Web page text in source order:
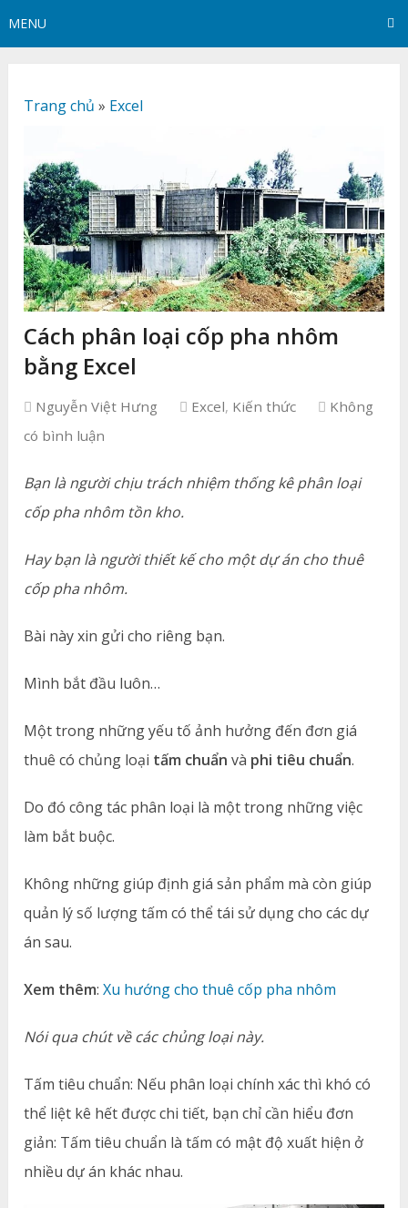
MENU
Trang chủ » Excel
Cách phân loại cốp pha nhôm
bằng Excel
Nguyễn Việt Hưng Excel, Kiến thức
Không
có bình luận
Bạn là người chịu trách nhiệm thống kê phân loại
cốp pha nhôm tồn kho.
Hay bạn là người thiết kế cho một dự án cho thuê
cốp pha nhôm.
Bài này xin gửi cho riêng bạn.
Mình bắt đầu luôn…
Một trong những yếu tố ảnh hưởng đến đơn giá
thuê có chủng loại tấm chuẩn và phi tiêu chuẩn.
Do đó công tác phân loại là một trong những việc
làm bắt buộc.
Không những giúp định giá sản phẩm mà còn giúp
quản lý số lượng tấm có thể tái sử dụng cho các dự
án sau.
Xem thêm:Xu hướng cho thuê cốp pha nhôm
Nói qua chút về các chủng loại này.
Tấm tiêu chuẩn: Nếu phân loại chính xác thì khó có
thể liệt kê hết được chi tiết, bạn chỉ cần hiểu đơn
giản: Tấm tiêu chuẩn là tấm có mật độ xuất hiện ở
nhiều dự án khác nhau.